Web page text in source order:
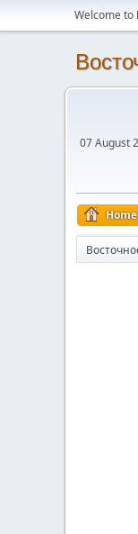
Welcome to
07 August
Home